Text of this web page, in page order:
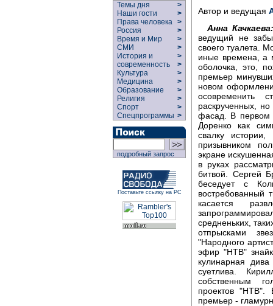
Темы дня
>
Наши гости
>
Права человека >
Россия
>
Время и Мир
>
СМИ
>
История и
современность
>
>
Культура
>
Медицина
>
Образование
>
Религия
>
Спорт
>
Спецпрограммы >
подробный запрос
Поставьте ссылку на РС
Автор и ведущая
Анна Качкаева:
ведущий не
своего туалета.
иные времена, а
оболочка, это,
премьер
новом
осовременить
раскрученных,
фасад. В первом
Доренко как
свалку
призывником
экране
в руках
битвой. Сергей
беседует с
востребованный
касается
средненьких,
отпрысками
"Народного
эфир "НТВ"
кулинарная
суетлива.
собственным
проектов "НТВ".
премьер -